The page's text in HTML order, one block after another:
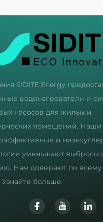
SIDITE Energy
водонагреватели и
насосов для жилых и
помещений. Наши
и
уменьшают выбросы
Нам доверяют по
Узнайте больше.